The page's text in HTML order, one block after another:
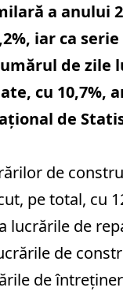
a anului
iar ca
de zile
cu 10,7%,
de
de
pe total, cu
lucrările de
de
de